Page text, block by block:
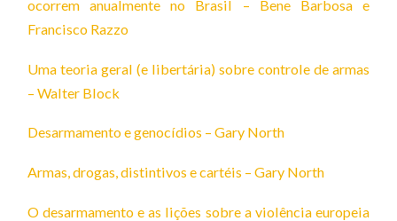
ocorrem anualmente no Brasil – Bene Barbosa e
Francisco Razzo
Uma teoria geral (e libertária) sobre controle de armas
– Walter Block
Desarmamento e genocídios – Gary North
Armas, drogas, distintivos e cartéis – Gary North
O desarmamento e as lições sobre a violência europeia